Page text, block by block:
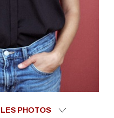
LES PHOTOS